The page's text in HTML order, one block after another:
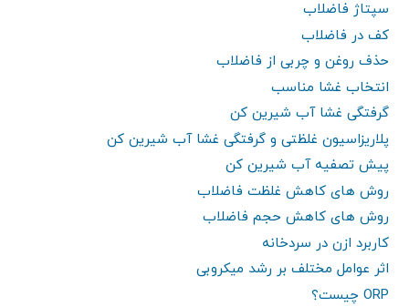
سپتاژ فاضلاب
کف در فاضلاب
حذف روغن و چربی از فاضلاب
انتخاب غشا مناسب
گرفتگی غشا آب شیرین کن
پلاریزاسیون غلظتی و گرفتگی غشا آب شیرین کن
پیش تصفیه آب شیرین کن
روش های کاهش غلظت فاضلاب
روش های کاهش حجم فاضلاب
کاربرد ازن در سردخانه
اثر عوامل مختلف بر رشد میکروبی
ORP چیست؟